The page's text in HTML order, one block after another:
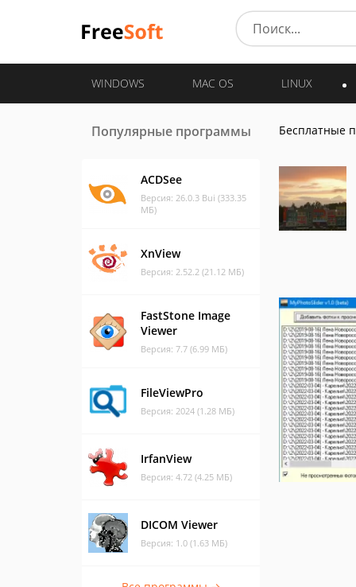
WINDOWS MAC OS LINUX
Популярные программы
ACDSee
Версия: 26.0.3 Bui (333.35
МБ)
XnView
Версия: 2.52.2 (21.12 МБ)
FastStone Image
Viewer
Версия: 7.7 (6.99 МБ)
FileViewPro
Версия: 2024 (1.28 МБ)
IrfanView
Версия: 4.72 (4.25 МБ)
DICOM Viewer
Версия: 1.0 (1.63 МБ)
Бесплатные